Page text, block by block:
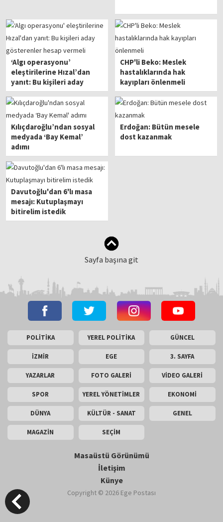
‘Algı operasyonu’
eleştirilerine Hızal’dan
yanıt: Bu kişileri aday
gösterenler hesap vermeli
CHP'li Beko: Meslek
hastalıklarında hak
kayıpları önlenmeli
Kılıçdaroğlu’ndan sosyal
medyada ‘Bay Kemal’
adımı
Erdoğan: Bütün mesele
dost kazanmak
Davutoğlu'dan 6'lı masa
mesajı: Kutuplaşmayı
bitirelim istedik
Sayfa başına git
POLİTİKA YEREL POLİTİKA GÜNCEL
İZMİR EGE 3. SAYFA
YAZARLAR FOTO GALERİ VİDEO GALERİ
SPOR YEREL YÖNETİMLER EKONOMİ
DÜNYA KÜLTÜR - SANAT GENEL
MAGAZİN SEÇİM
Masaüstü Görünümü
İletişim
Künye
Copyright © 2026 Ege Postası